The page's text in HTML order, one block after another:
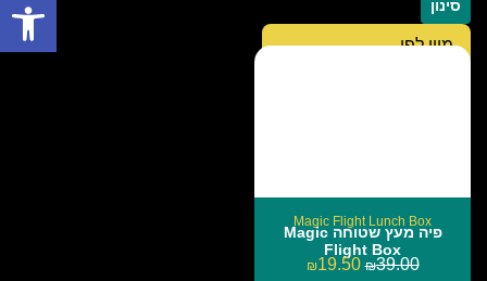
סינון
Magic Flight Lunch Box
פיה מעץ שטוחה Magic
Flight Box
₪39.00
₪19.50